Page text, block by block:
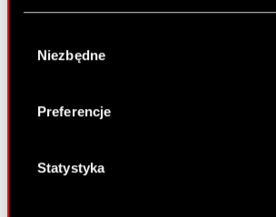
lokalizacji geograficznej z
Identyfikować Twoje
analizując charakteryzującego
palca)
osobiste dane są przetwarzane
zgody
Niezbędne
Preferencje
Statystyka
PDF
Zawiadomienie - 8
[PL]
Raport bieżący nr 19/2024
Temat: Otrzymanie informacji o